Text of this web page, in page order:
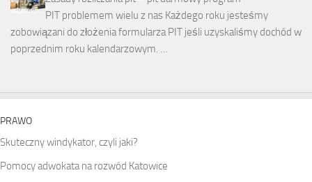
PIT problemem wielu z nas Każdego roku jesteśmy
zobowiązani do złożenia formularza PIT jeśli uzyskaliśmy dochód w
poprzednim roku kalendarzowym. …
PRAWO
Skuteczny windykator, czyli jaki?
Pomocy adwokata na rozwód Katowice